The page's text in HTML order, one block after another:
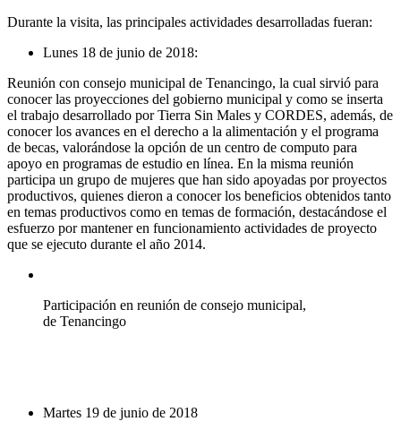
Durante la visita, las principales actividades desarrolladas fueran:
Lunes 18 de junio de 2018:
Reunión con consejo municipal de Tenancingo, la cual sirvió para
conocer las proyecciones del gobierno municipal y como se inserta
el trabajo desarrollado por Tierra Sin Males y CORDES, además, de
conocer los avances en el derecho a la alimentación y el programa
de becas, valorándose la opción de un centro de computo para
apoyo en programas de estudio en línea. En la misma reunión
participa un grupo de mujeres que han sido apoyadas por proyectos
productivos, quienes dieron a conocer los beneficios obtenidos tanto
en temas productivos como en temas de formación, destacándose el
esfuerzo por mantener en funcionamiento actividades de proyecto
que se ejecuto durante el año 2014.
Participación en reunión de consejo municipal,
de Tenancingo
Martes 19 de junio de 2018